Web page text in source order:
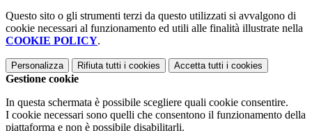
Questo sito o gli strumenti terzi da questo utilizzati si avvalgono di
cookie necessari al funzionamento ed utili alle finalità illustrate nella
COOKIE POLICY.
Personalizza Rifiuta tutti i cookies Accetta tutti i cookies
Gestione cookie
In questa schermata è possibile scegliere quali cookie consentire.
I cookie necessari sono quelli che consentono il funzionamento della
piattaforma e non è possibile disabilitarli.